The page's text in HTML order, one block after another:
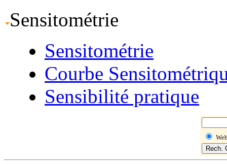
Sensitométrie
Sensitométrie
Courbe
Sensibilité pratique